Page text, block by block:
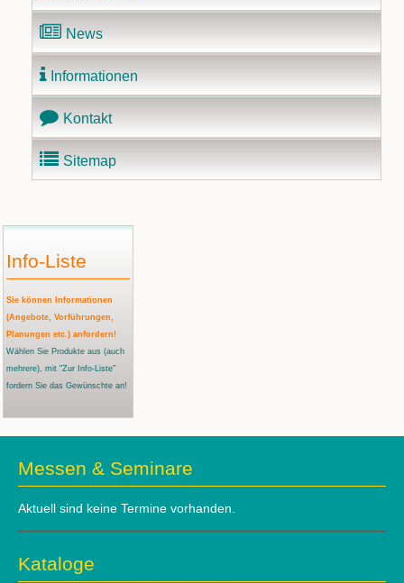
News
Informationen
Kontakt
Sitemap
Info-Liste
Sie können Informationen
(Angebote, Vorführungen,
Planungen etc.) anfordern!
Wählen Sie Produkte aus (auch
mehrere), mit "Zur Info-Liste"
fordern Sie das Gewünschte an!
Messen & Seminare
Aktuell sind keine Termine vorhanden.
Kataloge